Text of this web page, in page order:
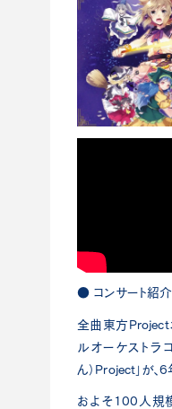
● コンサート紹
全曲東方Project
ルオーケストラ
ん）Project」が、
およそ100人規